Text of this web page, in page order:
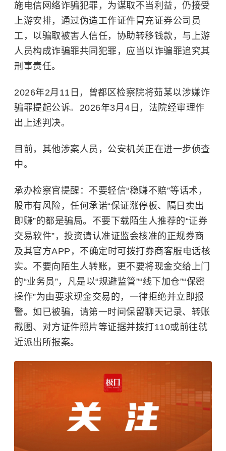
施电信网络诈骗犯罪，为谋取不当利益，仍接受
上游安排，通过伪造工作证件冒充证券公司员
工，以骗取被害人信任，协助转移钱款，与上游
人员构成诈骗罪共同犯罪，应当以诈骗罪追究其
刑事责任。
2026年2月11日，曾都区检察院将茹某以涉嫌诈
骗罪提起公诉。2026年3月4日，法院经审理作
出上述判决。
目前，其他涉案人员，公安机关正在进一步侦查
中。
承办检察官提醒：不要轻信“稳赚不赔”等话术，
股市有风险，任何承诺“保证涨停板、隔日卖出
即赚”的都是骗局。不要下载陌生人推荐的“证券
交易软件”，投资请认准证监会核准的正规券商
及其官方APP，不确定时可拨打券商客服电话核
实。不要向陌生人转账，更不要将现金交给上门
的“业务员”，凡是以“规避监管”“线下加仓”“保密
操作”为由要求现金交易的，一律拒绝并立即报
警。如已被骗，请第一时间保留聊天记录、转账
截图、对方证件照片等证据并拨打110或前往就
近派出所报案。